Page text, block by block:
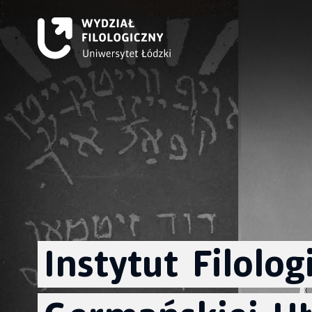
Instytut